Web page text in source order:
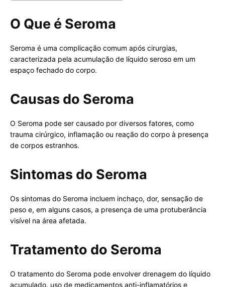
O Que é Seroma
Seroma é uma complicação comum após cirurgias,
caracterizada pela acumulação de líquido seroso em um
espaço fechado do corpo.
Causas do Seroma
O Seroma pode ser causado por diversos fatores, como
trauma cirúrgico, inflamação ou reação do corpo à presença
de corpos estranhos.
Sintomas do Seroma
Os sintomas do Seroma incluem inchaço, dor, sensação de
peso e, em alguns casos, a presença de uma protuberância
visível na área afetada.
Tratamento do Seroma
O tratamento do Seroma pode envolver drenagem do líquido
acumulado, uso de medicamentos anti-inflamatórios e